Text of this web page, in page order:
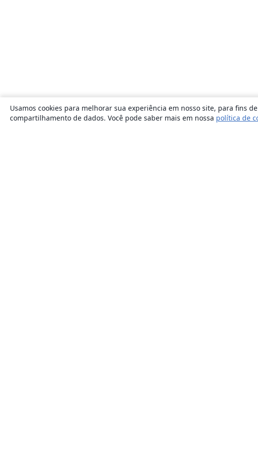
Usamos cookies para melhorar sua experiência em nosso site, para fins
compartilhamento de dados. Você pode saber mais em nossa política de